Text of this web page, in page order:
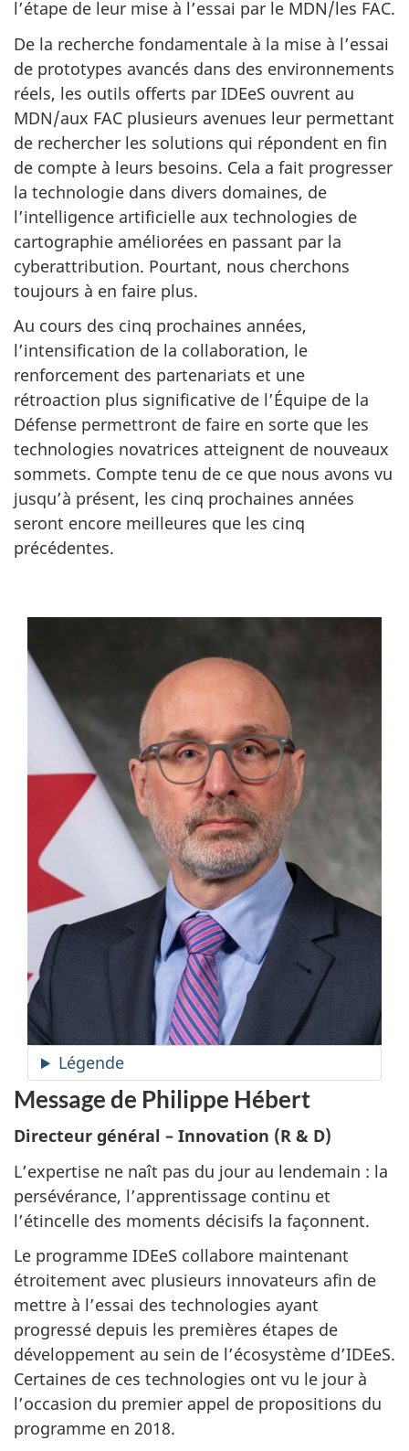
l’étape de leur mise à l’essai par le MDN/les FAC.
De la recherche fondamentale à la mise à l’essai
de prototypes avancés dans des environnements
réels, les outils offerts par IDEeS ouvrent au
MDN/aux FAC plusieurs avenues leur permettant
de rechercher les solutions qui répondent en fin
de compte à leurs besoins. Cela a fait progresser
la technologie dans divers domaines, de
l’intelligence artificielle aux technologies de
cartographie améliorées en passant par la
cyberattribution. Pourtant, nous cherchons
toujours à en faire plus.
Au cours des cinq prochaines années,
l’intensification de la collaboration, le
renforcement des partenariats et une
rétroaction plus significative de l’Équipe de la
Défense permettront de faire en sorte que les
technologies novatrices atteignent de nouveaux
sommets. Compte tenu de ce que nous avons vu
jusqu’à présent, les cinq prochaines années
seront encore meilleures que les cinq
précédentes.
Légende
Message de Philippe Hébert
Directeur général – Innovation (R & D)
L’expertise ne naît pas du jour au lendemain : la
persévérance, l’apprentissage continu et
l’étincelle des moments décisifs la façonnent.
Le programme IDEeS collabore maintenant
étroitement avec plusieurs innovateurs afin de
mettre à l’essai des technologies ayant
progressé depuis les premières étapes de
développement au sein de l’écosystème d’IDEeS.
Certaines de ces technologies ont vu le jour à
l’occasion du premier appel de propositions du
programme en 2018.